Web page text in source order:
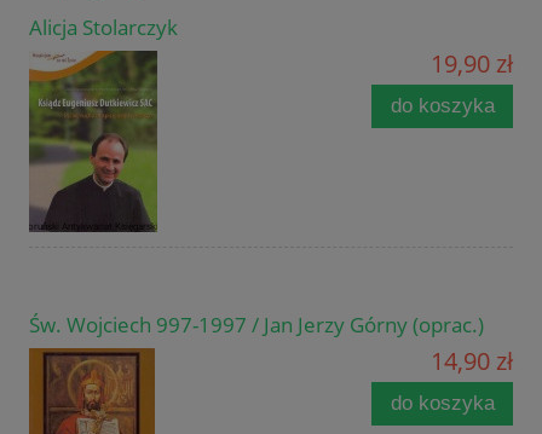
Alicja Stolarczyk
19,90 zł
do koszyka
Św. Wojciech 997-1997 / Jan Jerzy Górny (oprac.)
14,90 zł
do koszyka